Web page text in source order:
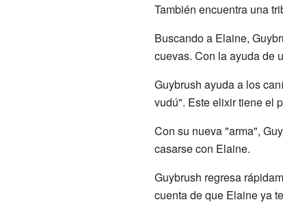
También encuentra una
Buscando a Elaine,
cuevas. Con la ayuda de
Guybrush ayuda a los
vudú". Este elixir tiene el
Con su nueva "arma",
casarse con Elaine.
Guybrush regresa
cuenta de que Elaine ya